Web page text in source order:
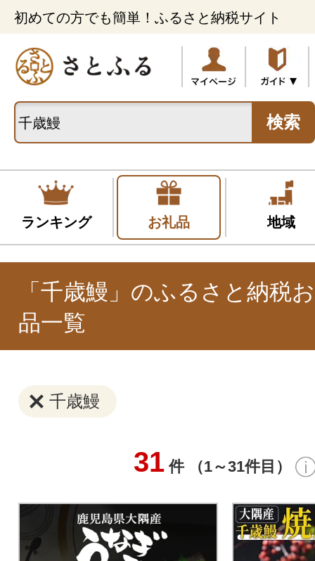
初めての方でも簡単！ふるさと納税サイト
検索
ランキング お礼品 地域
「千歳鰻」のふるさと納税
品一覧
千歳鰻
31 件 （1～31件目）